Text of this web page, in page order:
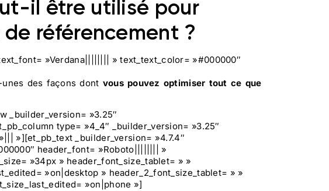
il être utilisé pour
référencement ?
»Verdana|||||||| » text_text_color= »#000000″
des façons dont vous pouvez optimiser tout ce que
_builder_version= »3.25″
type= »4_4″ _builder_version= »3.25″
»][et_pb_text _builder_version= »4.7.4″
header_font= »Roboto|||||||| »
»34px » header_font_size_tablet= » »
»on|desktop » header_2_font_size_tablet= » »
»on|phone »]